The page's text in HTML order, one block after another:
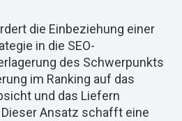
die Einbeziehung einer
in die SEO-
des Schwerpunkts
im Ranking auf das
und das Liefern
Ansatz schafft eine